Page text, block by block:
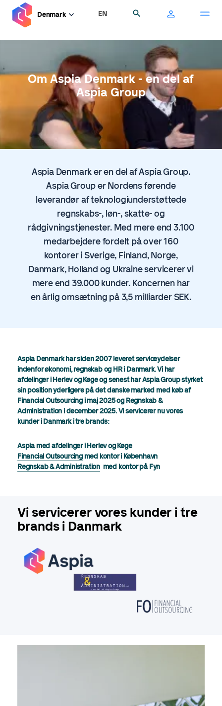
hovedindhold
Denmark EN
Om Aspia Denmark - en del af
Aspia Group
Aspia Denmark er en del af Aspia Group.
Aspia Group er Nordens førende
leverandør af teknologiunderstøttede
regnskabs-, løn-, skatte- og
rådgivningstjenester. Med mere end 3.100
medarbejdere fordelt på over 160
kontorer i Sverige, Finland, Norge,
Danmark, Holland og Ukraine servicerer vi
mere end 39.000 kunder. Koncernen har
en årlig omsætning på 3,5 milliarder SEK.
Aspia Denmark har siden 2007 leveret serviceydelser
indenforøkonomi, regnskab og HR i Danmark. Vi har
afdelinger i Herlev og Køge og senest har Aspia Group styrket
sin position yderligere på det danske marked med køb af
Financial Outsourcing i maj 2025 og Regnskab &
Administration i december 2025. Vi servicerer nu vores
kunder i Danmark i tre brands:
Aspia med afdelinger i Herlev og Køge
Financial Outsourcingmed kontor i København
Regnskab & Administration med kontor på Fyn
Vi servicerer vores kunder i tre
brands i Danmark